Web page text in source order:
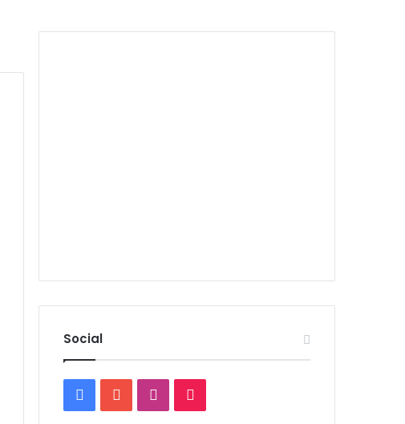
Social
FacebookYouTubeInstagram